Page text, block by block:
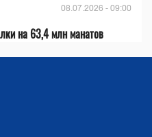
08.07.2026 - 09:00
на 63,4 млн манатов